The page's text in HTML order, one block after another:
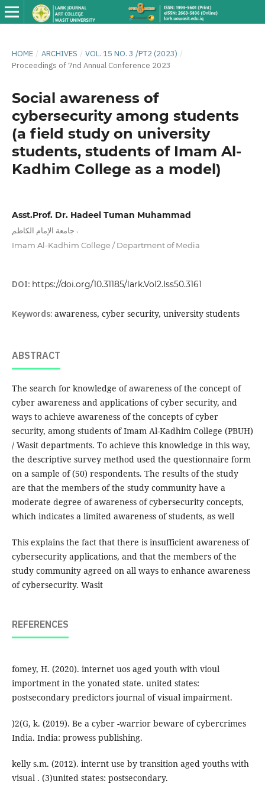
HOME / ARCHIVES / VOL. 15 NO. 3 /PT2 (2023) /
Proceedings of 7nd Annual Conference 2023
Social awareness of
cybersecurity among students
(a field study on university
students, students of Imam Al-
Kadhim College as a model)
Asst.Prof. Dr. Hadeel Tuman Muhammad
جامعة الإمام الكاظم
Imam Al-Kadhim College / Department of Media
DOI: https://doi.org/10.31185/lark.Vol2.Iss50.3161
Keywords: awareness, cyber security, university students
ABSTRACT
The search for knowledge of awareness of the concept of
cyber awareness and applications of cyber security, and
ways to achieve awareness of the concepts of cyber
security, among students of Imam Al-Kadhim College (PBUH)
/ Wasit departments. To achieve this knowledge in this way,
the descriptive survey method used the questionnaire form
on a sample of (50) respondents. The results of the study
are that the members of the study community have a
moderate degree of awareness of cybersecurity concepts,
which indicates a limited awareness of students, as well
This explains the fact that there is insufficient awareness of
cybersecurity applications, and that the members of the
study community agreed on all ways to enhance awareness
of cybersecurity. Wasit
REFERENCES
fomey, H. (2020). internet uos aged youth with vioul
importment in the yonated state. united states:
postsecondary predictors journal of visual impairment.
)2(G, k. (2019). Be a cyber -warrior beware of cybercrimes
India. India: prowess publishing.
kelly s.m. (2012). internt use by transition aged youths with
visual . (3)united states: postsecondary.